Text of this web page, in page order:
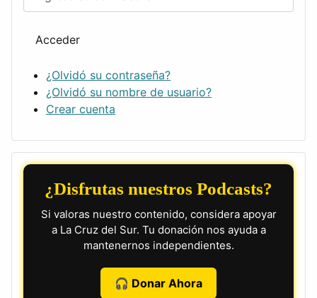
Acceder
¿Olvidó su contraseña?
¿Olvidó su nombre de usuario?
Crear cuenta
¿Disfrutas nuestros Podcasts?
Si valoras nuestro contenido, considera apoyar
a La Cruz del Sur. Tu donación nos ayuda a
mantenernos independientes.
🎧 Donar Ahora